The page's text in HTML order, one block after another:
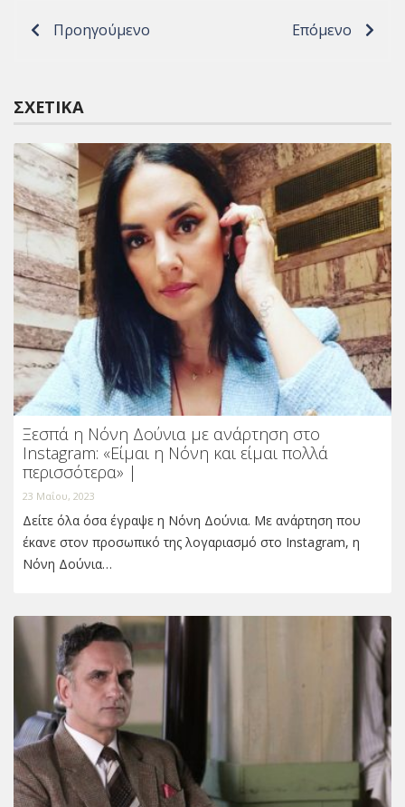
Προηγούμενο Επόμενο
ΣΧΕΤΙΚΆ
Ξεσπά η Νόνη Δούνια με ανάρτηση στο
Instagram: «Είμαι η Νόνη και είμαι πολλά
περισσότερα» |
23 Μαΐου, 2023
Δείτε όλα όσα έγραψε η Νόνη Δούνια. Με ανάρτηση που
έκανε στον προσωπικό της λογαριασμό στο Instagram, η
Νόνη Δούνια…